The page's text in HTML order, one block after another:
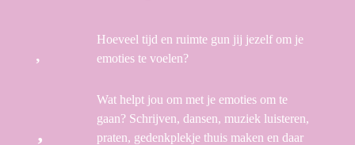
Hoeveel tijd en ruimte gun jij jezelf om je
emoties te voelen?
Wat helpt jou om met je emoties om te
gaan? Schrijven, dansen, muziek luisteren,
praten, gedenkplekje thuis maken en daar